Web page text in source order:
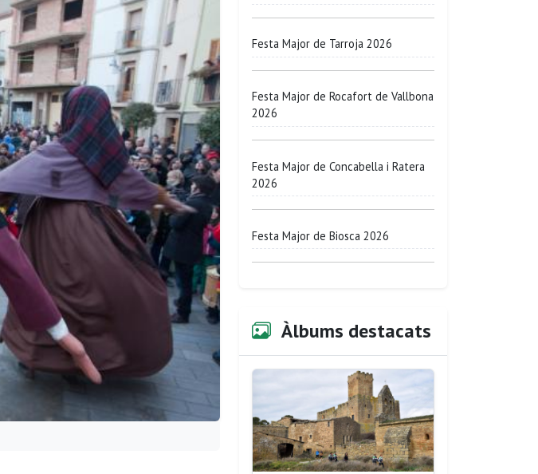
Festa Major de Tarroja 2026
Festa Major de Rocafort de Vallbona
2026
Festa Major de Concabella i Ratera
2026
Festa Major de Biosca 2026
Àlbums destacats